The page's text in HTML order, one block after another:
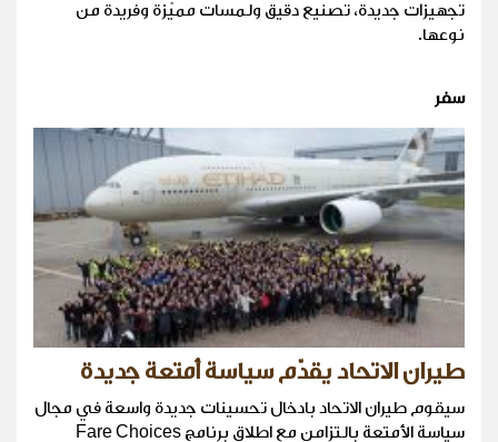
تجهيزات جديدة، تصنيع دقيق ولمسات مميّزة وفريدة من
نوعها.
سفر
طيران الاتحاد يقدّم سياسة أمتعة جديدة
سيقوم طيران الاتحاد بادخال تحسينات جديدة واسعة في مجال
سياسة الأمتعة بالتزامن مع اطلاق برنامج Fare Choices